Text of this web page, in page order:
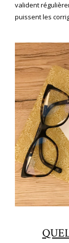
valident
puissent les